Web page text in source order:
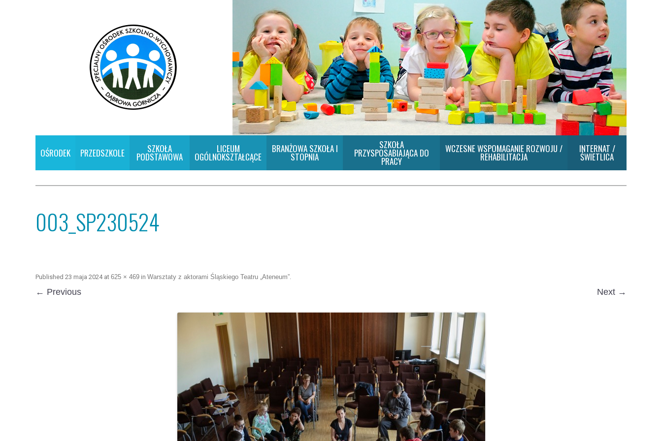
OŚRODEK PRZEDSZKOLE SZKOŁA
PODSTAWOWA
LICEUM
OGÓLNOKSZTAŁCĄCE
BRANŻOWA SZKOŁA I
STOPNIA
SZKOŁA
PRZYSPOSABIAJĄCA DO
PRACY
WCZESNE WSPOMAGANIE ROZWOJU /
REHABILITACJA
INTERNAT /
ŚWIETLICA
003_SP230524
Published 23 maja 2024at 625 × 469 in Warsztaty z aktorami Śląskiego Teatru „Ateneum”.
← Previous Next →